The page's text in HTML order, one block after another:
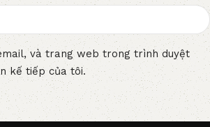
và trang web trong trình duyệt
kế tiếp của tôi.